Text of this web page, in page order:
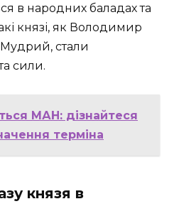
в народних баладах та
князі, як Володимир
стали
сили.
МАН: дізнайтеся
терміна
князя в